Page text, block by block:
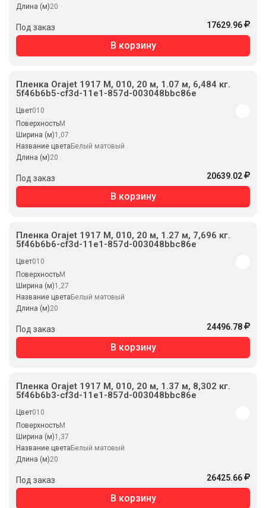
Длина (м)20
Под заказ 17629.96
В корзину
Пленка Orajet 1917 M, 010, 20 м, 1.07 м, 6,484 кг.
5f46b6b5-cf3d-11e1-857d-003048bbc86e
Цвет010
ПоверхностьM
Ширина (м)1,07
Название цветаБелый матовый
Длина (м)20
Под заказ 20639.02
В корзину
Пленка Orajet 1917 M, 010, 20 м, 1.27 м, 7,696 кг.
5f46b6b6-cf3d-11e1-857d-003048bbc86e
Цвет010
ПоверхностьM
Ширина (м)1,27
Название цветаБелый матовый
Длина (м)20
Под заказ 24496.78
В корзину
Пленка Orajet 1917 M, 010, 20 м, 1.37 м, 8,302 кг.
5f46b6b3-cf3d-11e1-857d-003048bbc86e
Цвет010
ПоверхностьM
Ширина (м)1,37
Название цветаБелый матовый
Длина (м)20
Под заказ 26425.66
В корзину